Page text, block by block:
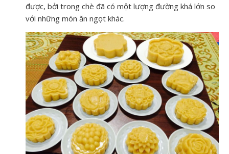
được, bởi trong chè đã có một lượng đường khá lớn so
với những món ăn ngọt khác.